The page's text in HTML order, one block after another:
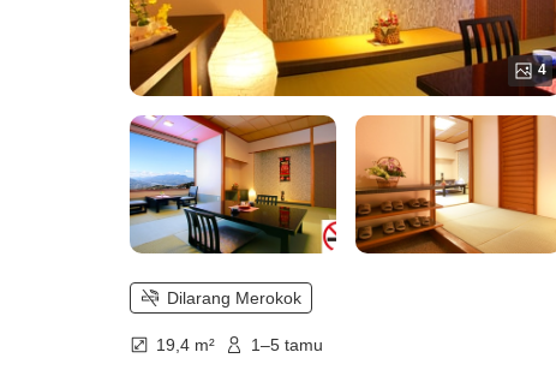
4
Dilarang Merokok
19,4 m² 1–5 tamu